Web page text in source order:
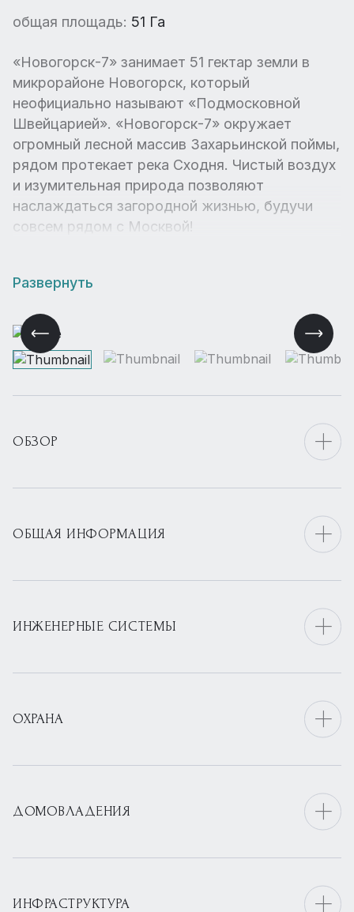
общая площадь: 51 Га
«Новогорск-7» занимает 51 гектар земли в
микрорайоне Новогорск, который
неофициально называют «Подмосковной
Швейцарией». «Новогорск-7» окружает
огромный лесной массив Захарьинской поймы,
рядом протекает река Сходня. Чистый воздух
и изумительная природа позволяют
наслаждаться загородной жизнью, будучи
совсем рядом с Москвой!
Развернуть
ОБЗОР
ОБЩАЯ ИНФОРМАЦИЯ
ИНЖЕНЕРНЫЕ СИСТЕМЫ
ОХРАНА
ДОМОВЛАДЕНИЯ
ИНФРАСТРУКТУРА